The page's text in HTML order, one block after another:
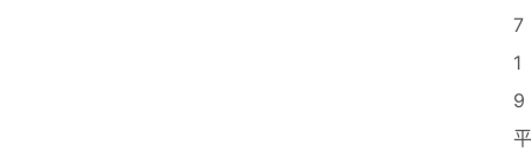
7
1
9
平